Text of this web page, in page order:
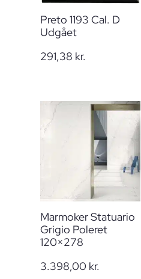
Preto 1193 Cal. D
Udgået
291,38 kr.
Marmoker Statuario
Grigio Poleret
120×278
3.398,00 kr.